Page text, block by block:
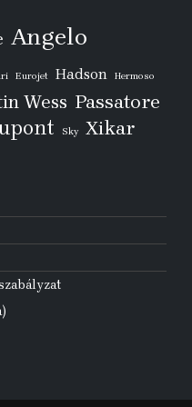
Angelo
Eurojet Hadson Hermoso
Wess Passatore
Sky Xikar